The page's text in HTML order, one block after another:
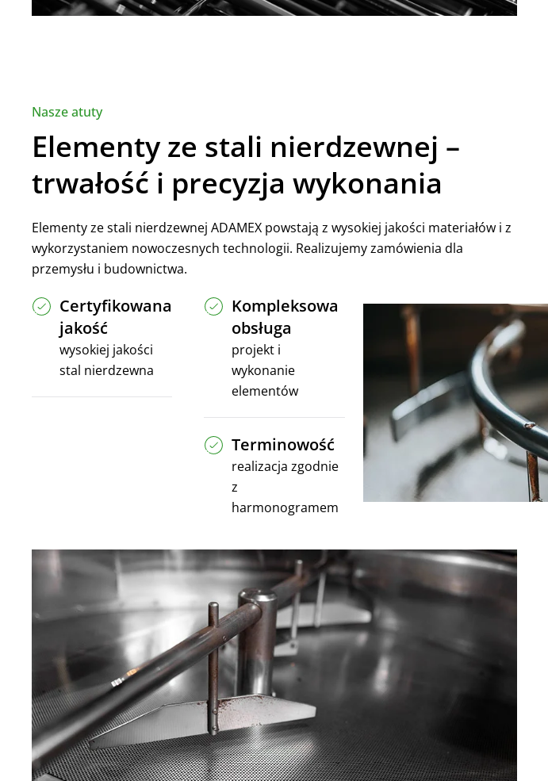
Nasze atuty
Elementy ze stali nierdzewnej –
trwałość i precyzja wykonania
Elementy ze stali nierdzewnej ADAMEX powstają z wysokiej jakości materiałów i z
wykorzystaniem nowoczesnych technologii. Realizujemy zamówienia dla
przemysłu i budownictwa.
Certyfikowana
jakość
wysokiej jakości
stal nierdzewna
Kompleksowa
obsługa
projekt i
wykonanie
elementów
Terminowość
realizacja zgodnie
z
harmonogramem